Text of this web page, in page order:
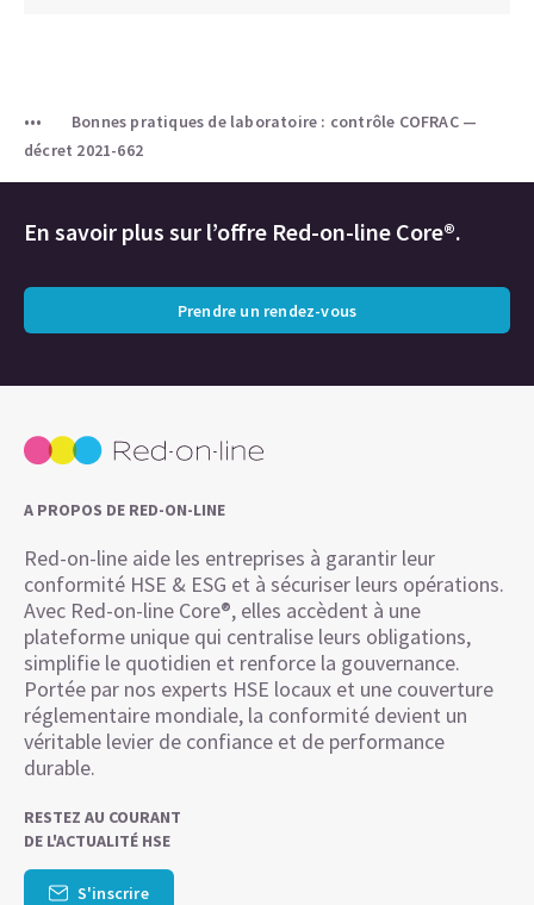
Bonnes pratiques de laboratoire : contrôle COFRAC —
décret 2021-662
En savoir plus sur l’offre Red-on-line Core®.
Prendre un rendez-vous
A PROPOS DE RED-ON-LINE
Red-on-line aide les entreprises à garantir leur
conformité HSE & ESG et à sécuriser leurs opérations.
Avec Red-on-line Core®, elles accèdent à une
plateforme unique qui centralise leurs obligations,
simplifie le quotidien et renforce la gouvernance.
Portée par nos experts HSE locaux et une couverture
réglementaire mondiale, la conformité devient un
véritable levier de confiance et de performance
durable.
RESTEZ AU COURANT
DE L'ACTUALITÉ HSE
S'inscrire